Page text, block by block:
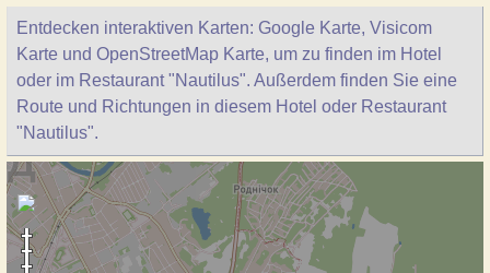
Entdecken interaktiven Karten: Google Karte, Visicom
Karte und OpenStreetMap Karte, um zu finden im Hotel
oder im Restaurant "Nautilus". Außerdem finden Sie eine
Route und Richtungen in diesem Hotel oder Restaurant
"Nautilus".